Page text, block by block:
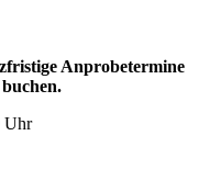
Anprobetermine
Uhr